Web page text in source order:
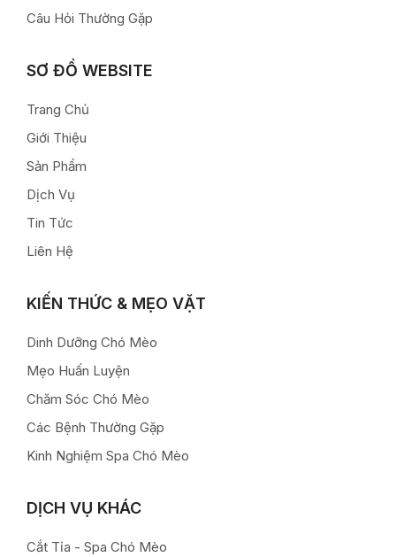
Câu Hỏi Thường Gặp
SƠ ĐỒ WEBSITE
Trang Chủ
Giới Thiệu
Sản Phẩm
Dịch Vụ
Tin Tức
Liên Hệ
KIẾN THỨC & MẸO VẶT
Dinh Dưỡng Chó Mèo
Mẹo Huấn Luyện
Chăm Sóc Chó Mèo
Các Bệnh Thường Gặp
Kinh Nghiệm Spa Chó Mèo
DỊCH VỤ KHÁC
Cắt Tỉa - Spa Chó Mèo